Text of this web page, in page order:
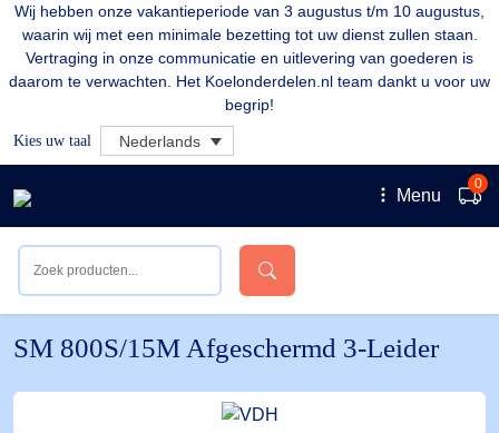
Wij hebben onze vakantieperiode van 3 augustus t/m 10 augustus,
waarin wij met een minimale bezetting tot uw dienst zullen staan.
Vertraging in onze communicatie en uitlevering van goederen is
daarom te verwachten. Het Koelonderdelen.nl team dankt u voor uw
begrip!
Kies uw taal Nederlands
Menu
0
SM 800S/15M Afgeschermd 3-Leider